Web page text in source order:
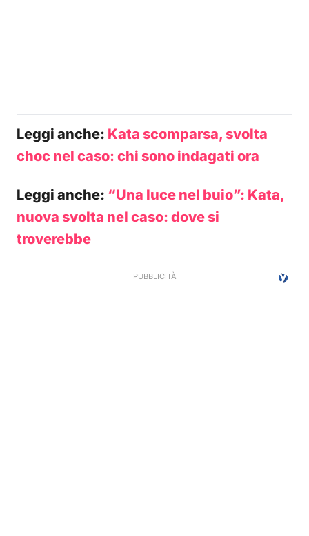
Leggi anche: Kata scomparsa, svolta
choc nel caso: chi sono indagati ora
Leggi anche: “Una luce nel buio”: Kata,
nuova svolta nel caso: dove si
troverebbe